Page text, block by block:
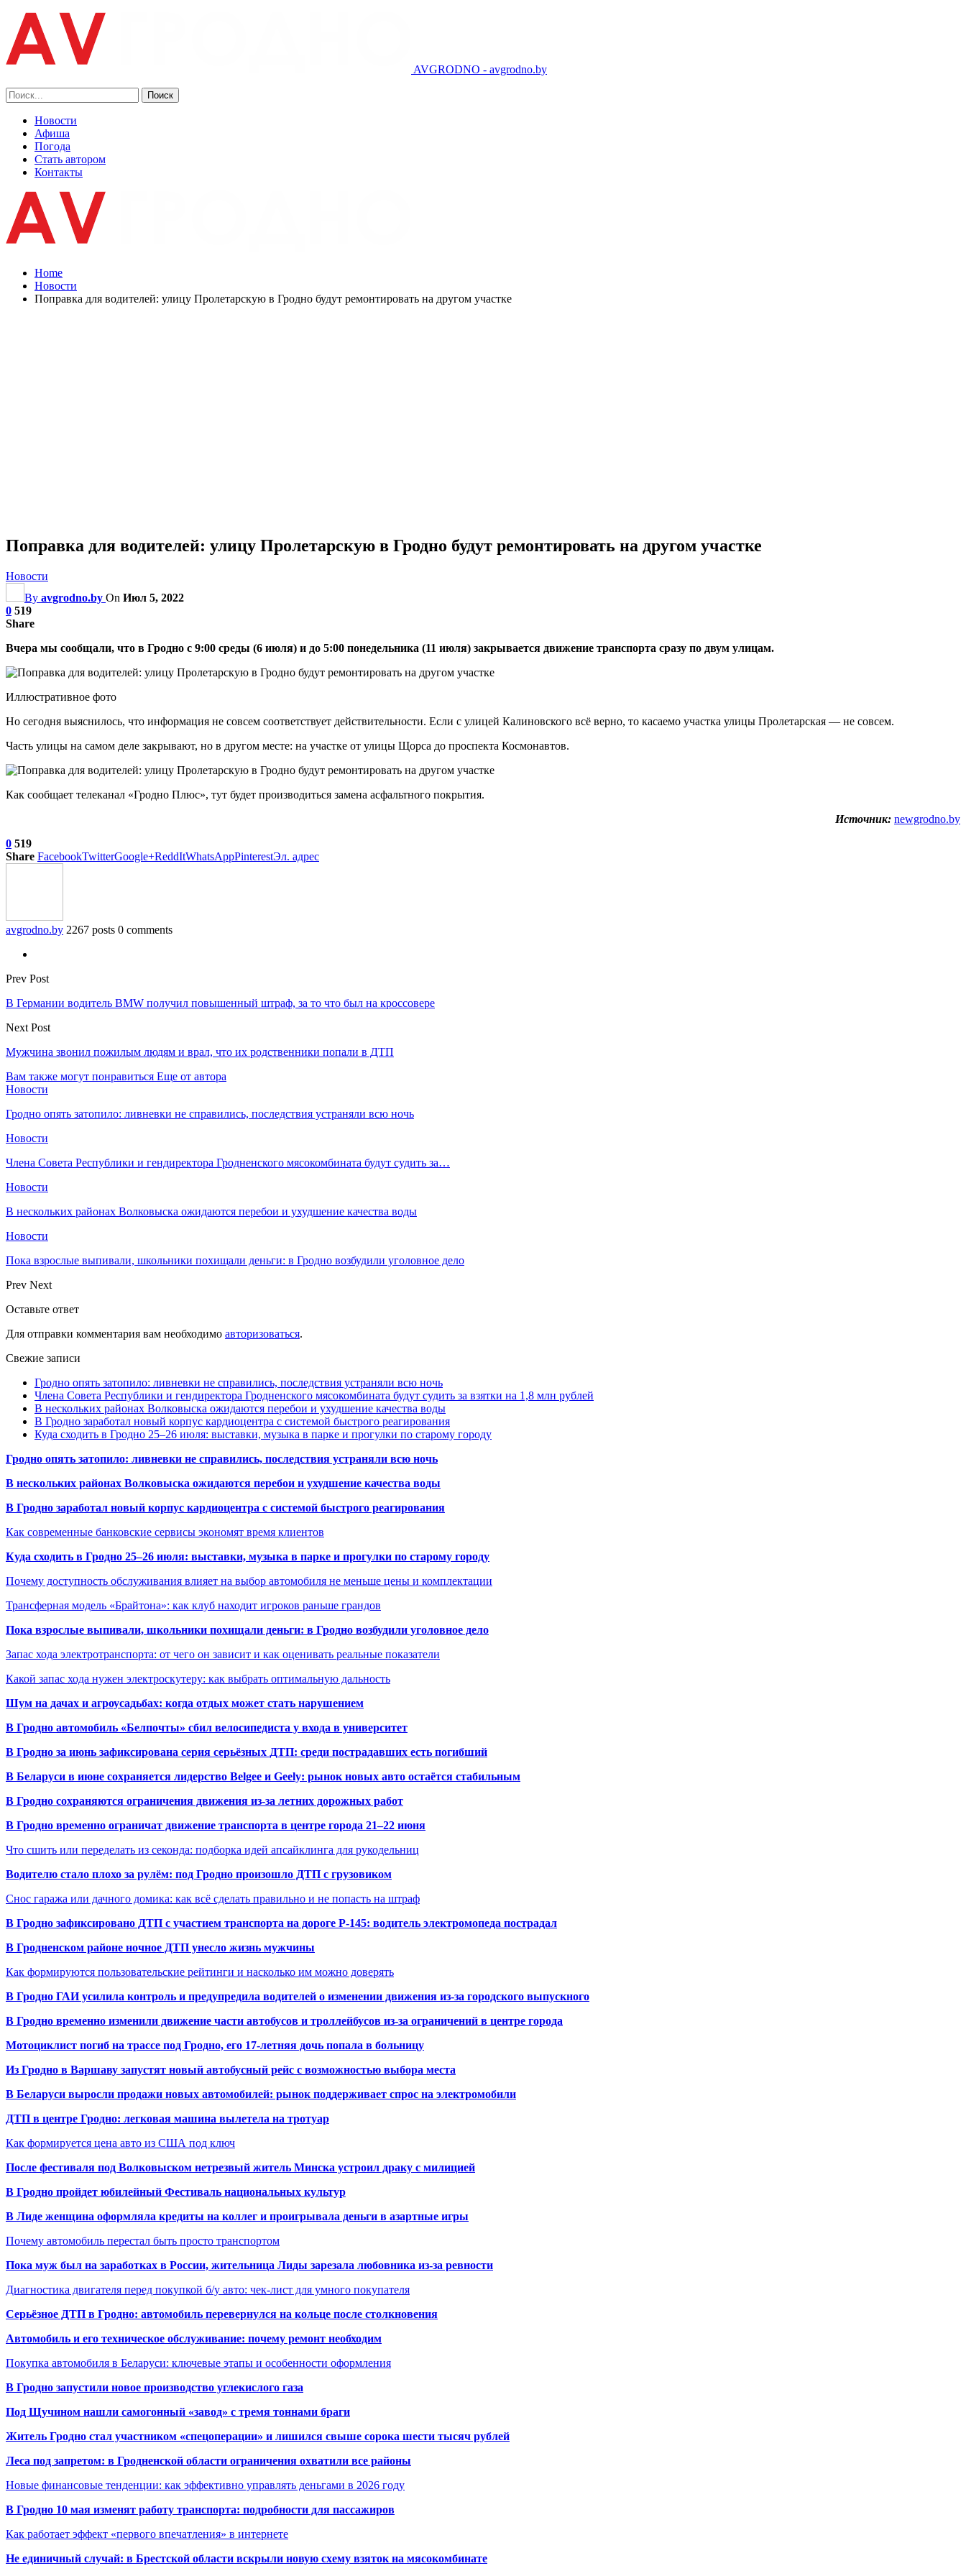
AVGRODNO - avgrodno.by
Новости
Афиша
Погода
Стать автором
Контакты
Home
Новости
Поправка для водителей: улицу Пролетарскую в Гродно будут ремонтировать на другом участке
Поправка для водителей: улицу Пролетарскую в Гродно будут ремонтировать на другом участке
Новости
By avgrodno.by On Июл 5, 2022
0 519
Share
Вчера мы сообщали, что в Гродно с 9:00 среды (6 июля) и до 5:00 понедельника (11 июля) закрывается движение транспорта сразу по двум улицам.
Иллюстративное фото
Но сегодня выяснилось, что информация не совсем соответствует действительности. Если с улицей Калиновского всё верно, то касаемо участка улицы Пролетарская — не совсем.
Часть улицы на самом деле закрывают, но в другом месте: на участке от улицы Щорса до проспекта Космонавтов.
Как сообщает телеканал «Гродно Плюс», тут будет производиться замена асфальтного покрытия.
Источник: newgrodno.by
0 519
Share FacebookTwitterGoogle+ReddItWhatsAppPinterestЭл. адрес
avgrodno.by 2267 posts 0 comments
Prev Post
В Германии водитель BMW получил повышенный штраф, за то что был на кроссовере
Next Post
Мужчина звонил пожилым людям и врал, что их родственники попали в ДТП
Вам также могут понравиться Еще от автора
Новости
Гродно опять затопило: ливневки не справились, последствия устраняли всю ночь
Новости
Члена Совета Республики и гендиректора Гродненского мясокомбината будут судить за…
Новости
В нескольких районах Волковыска ожидаются перебои и ухудшение качества воды
Новости
Пока взрослые выпивали, школьники похищали деньги: в Гродно возбудили уголовное дело
Prev Next
Оставьте ответ
Для отправки комментария вам необходимо авторизоваться.
Свежие записи
Гродно опять затопило: ливневки не справились, последствия устраняли всю ночь
Члена Совета Республики и гендиректора Гродненского мясокомбината будут судить за взятки на 1,8 млн рублей
В нескольких районах Волковыска ожидаются перебои и ухудшение качества воды
В Гродно заработал новый корпус кардиоцентра с системой быстрого реагирования
Куда сходить в Гродно 25–26 июля: выставки, музыка в парке и прогулки по старому городу
Гродно опять затопило: ливневки не справились, последствия устраняли всю ночь
В нескольких районах Волковыска ожидаются перебои и ухудшение качества воды
В Гродно заработал новый корпус кардиоцентра с системой быстрого реагирования
Как современные банковские сервисы экономят время клиентов
Куда сходить в Гродно 25–26 июля: выставки, музыка в парке и прогулки по старому городу
Почему доступность обслуживания влияет на выбор автомобиля не меньше цены и комплектации
Трансферная модель «Брайтона»: как клуб находит игроков раньше грандов
Пока взрослые выпивали, школьники похищали деньги: в Гродно возбудили уголовное дело
Запас хода электротранспорта: от чего он зависит и как оценивать реальные показатели
Какой запас хода нужен электроскутеру: как выбрать оптимальную дальность
Шум на дачах и агроусадьбах: когда отдых может стать нарушением
В Гродно автомобиль «Белпочты» сбил велосипедиста у входа в университет
В Гродно за июнь зафиксирована серия серьёзных ДТП: среди пострадавших есть погибший
В Беларуси в июне сохраняется лидерство Belgee и Geely: рынок новых авто остаётся стабильным
В Гродно сохраняются ограничения движения из-за летних дорожных работ
В Гродно временно ограничат движение транспорта в центре города 21–22 июня
Что сшить или переделать из секонда: подборка идей апсайклинга для рукодельниц
Водителю стало плохо за рулём: под Гродно произошло ДТП с грузовиком
Снос гаража или дачного домика: как всё сделать правильно и не попасть на штраф
В Гродно зафиксировано ДТП с участием транспорта на дороге Р-145: водитель электромопеда пострадал
В Гродненском районе ночное ДТП унесло жизнь мужчины
Как формируются пользовательские рейтинги и насколько им можно доверять
В Гродно ГАИ усилила контроль и предупредила водителей о изменении движения из-за городского выпускного
В Гродно временно изменили движение части автобусов и троллейбусов из-за ограничений в центре города
Мотоциклист погиб на трассе под Гродно, его 17-летняя дочь попала в больницу
Из Гродно в Варшаву запустят новый автобусный рейс с возможностью выбора места
В Беларуси выросли продажи новых автомобилей: рынок поддерживает спрос на электромобили
ДТП в центре Гродно: легковая машина вылетела на тротуар
Как формируется цена авто из США под ключ
После фестиваля под Волковыском нетрезвый житель Минска устроил драку с милицией
В Гродно пройдет юбилейный Фестиваль национальных культур
В Лиде женщина оформляла кредиты на коллег и проигрывала деньги в азартные игры
Почему автомобиль перестал быть просто транспортом
Пока муж был на заработках в России, жительница Лиды зарезала любовника из-за ревности
Диагностика двигателя перед покупкой б/у авто: чек-лист для умного покупателя
Серьёзное ДТП в Гродно: автомобиль перевернулся на кольце после столкновения
Автомобиль и его техническое обслуживание: почему ремонт необходим
Покупка автомобиля в Беларуси: ключевые этапы и особенности оформления
В Гродно запустили новое производство углекислого газа
Под Щучином нашли самогонный «завод» с тремя тоннами браги
Житель Гродно стал участником «спецоперации» и лишился свыше сорока шести тысяч рублей
Леса под запретом: в Гродненской области ограничения охватили все районы
Новые финансовые тенденции: как эффективно управлять деньгами в 2026 году
В Гродно 10 мая изменят работу транспорта: подробности для пассажиров
Как работает эффект «первого впечатления» в интернете
Не единичный случай: в Брестской области вскрыли новую схему взяток на мясокомбинате